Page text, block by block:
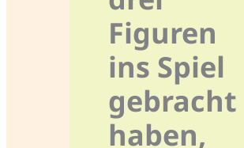
Figuren
ins Spiel
gebracht
haben,